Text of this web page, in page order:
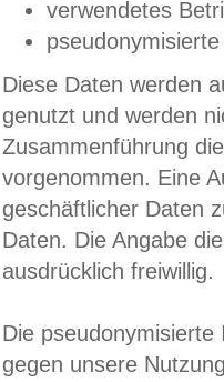
verwendetes
Diese Daten werden
genutzt und werden
Zusammenführung
vorgenommen. Eine
geschäftlicher Daten
Daten. Die Angabe
ausdrücklich freiwillig.
Die
gegen unsere